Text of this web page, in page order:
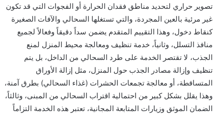
تصوير حراري لتحديد مناطق فقدان الحرارة أو الفجوات التي قد تكون
غير مرئية بالعين المجردة، والتي تستغلها السحالي والآفات الصغيرة
كنقاط دخول، وهذا التقييم المتقدم يضمن سداً دقيقاً وفعالاً لجميع
منافذ التسلل، وثانياً، خدمة تنظيف ومعالجة محيط المنزل لمنع
الجذب، لا تقتصر الخدمة على طرد السحالي من الداخل، بل يتم
تنظيف وإزالة مصادر الجذب حول المنزل، مثل إزالة الأوراق
المتساقطة، أو معالجة تجمعات الحشرات (غذاء السحالي) بطرق آمنة،
وهذا يقلل بشكل كبير من احتمالية اقتراب السحالي من المبنى، وثالثاً،
الضمان الموثق وزيارات المتابعة المجانية، تعتبر هذه الخدمة التزاماً